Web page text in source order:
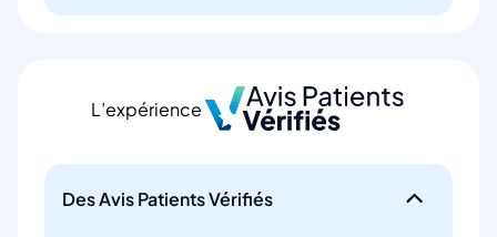
L’expérience
Des Avis Patients Vérifiés